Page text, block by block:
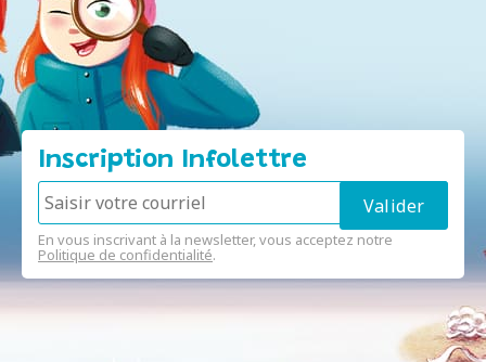
Inscription Infolettre
En vous inscrivant à la newsletter, vous acceptez notre
Politique de confidentialité.